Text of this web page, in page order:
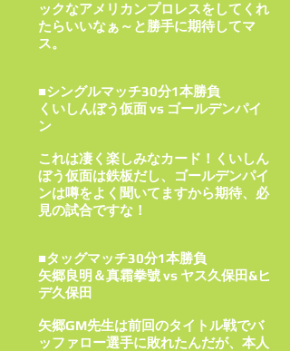
ックなアメリカンプロレスをしてくれ
たらいいなぁ～と勝手に期待してマ
ス。
■シングルマッチ30分1本勝負
くいしんぼう仮面 vs ゴールデンパイ
ン
これは凄く楽しみなカード！くいしん
ぼう仮面は鉄板だし、ゴールデンパイ
ンは噂をよく聞いてますから期待、必
見の試合ですな！
■タッグマッチ30分1本勝負
矢郷良明＆真霜拳號 vs ヤス久保田&ヒ
デ久保田
矢郷GM先生は前回のタイトル戦でバ
ッファロー選手に敗れたんだが、本人